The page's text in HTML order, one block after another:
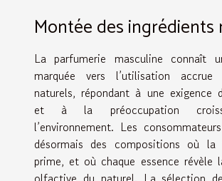
Montée des ingrédients
La parfumerie masculine connaît
marquée vers l’utilisation accrue
naturels, répondant à une exigence
et à la préoccupation
l’environnement. Les
désormais des compositions où la
prime, et où chaque essence révèle